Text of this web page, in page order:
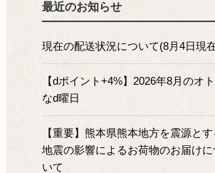
最近のお知らせ
現在の配送状況について(8月4日現
【dポイント+4%】2026年8月のオ
なd曜日
【重要】熊本県熊本地方を震源とす
地震の影響によるお荷物のお届けに
いて